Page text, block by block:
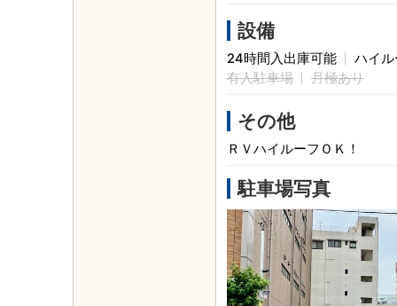
設備
24時間入出庫可能
ハイ
有人駐車場
月極あり
その他
ＲＶハイルーフＯＫ！
駐車場写真